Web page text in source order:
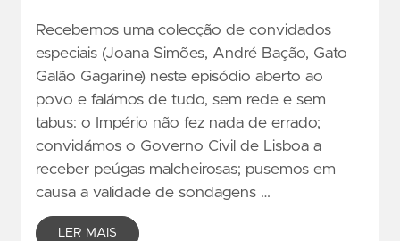
Recebemos uma colecção de convidados
especiais (Joana Simões, André Bação, Gato
Galão Gagarine) neste episódio aberto ao
povo e falámos de tudo, sem rede e sem
tabus: o Império não fez nada de errado;
convidámos o Governo Civil de Lisboa a
receber peúgas malcheirosas; pusemos em
causa a validade de sondagens …
LER MAIS